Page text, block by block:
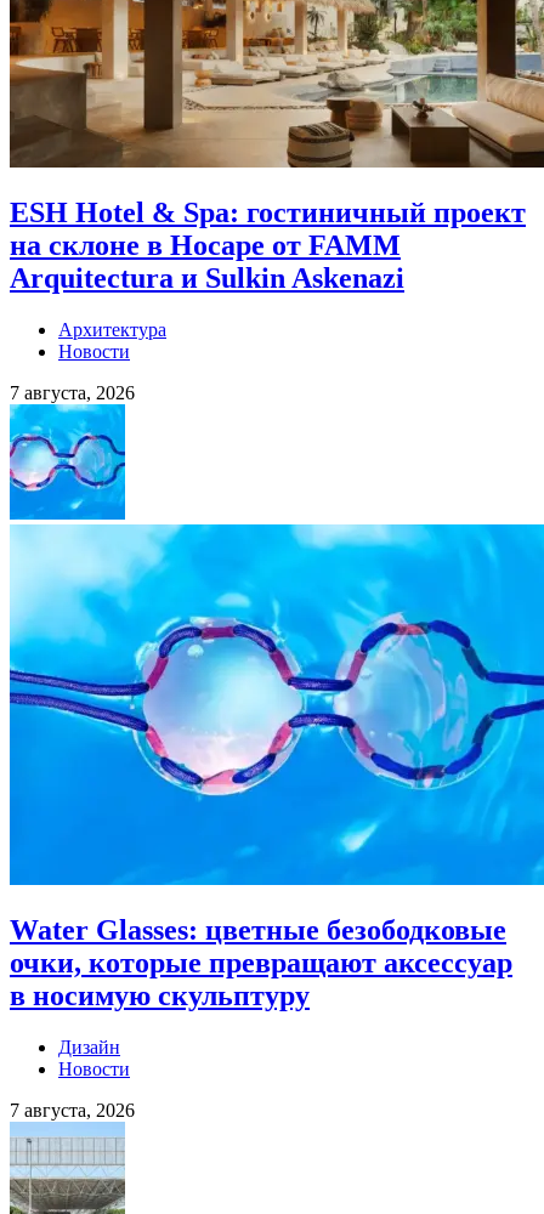
ESH Hotel & Spa: гостиничный проект
на склоне в Носаре от FAMM
Arquitectura и Sulkin Askenazi
Архитектура
Новости
7 августа, 2026
Water Glasses: цветные безободковые
очки, которые превращают аксессуар
в носимую скульптуру
Дизайн
Новости
7 августа, 2026